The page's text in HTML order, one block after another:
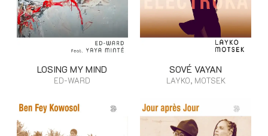
LOSING MY MIND
ED-WARD
SOVÉ VAYAN
LAYKO, MOTSEK